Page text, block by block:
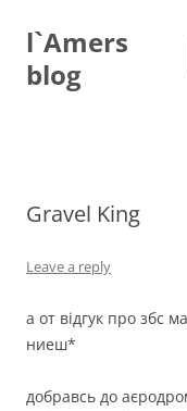
content
l`Amers
blog
Gravel King
Leave a reply
а от відгук про збс
ниеш*
добравсь до